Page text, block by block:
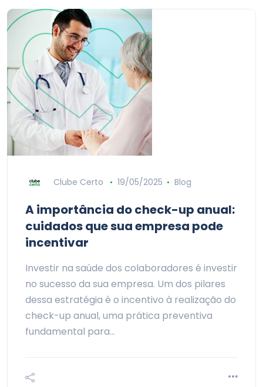
Clube Certo 19/05/2025 Blog
A importância do check-up anual:
cuidados que sua empresa pode
incentivar
Investir na saúde dos colaboradores é investir
no sucesso da sua empresa. Um dos pilares
dessa estratégia é o incentivo à realização do
check-up anual, uma prática preventiva
fundamental para…